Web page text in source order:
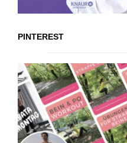
PINTEREST